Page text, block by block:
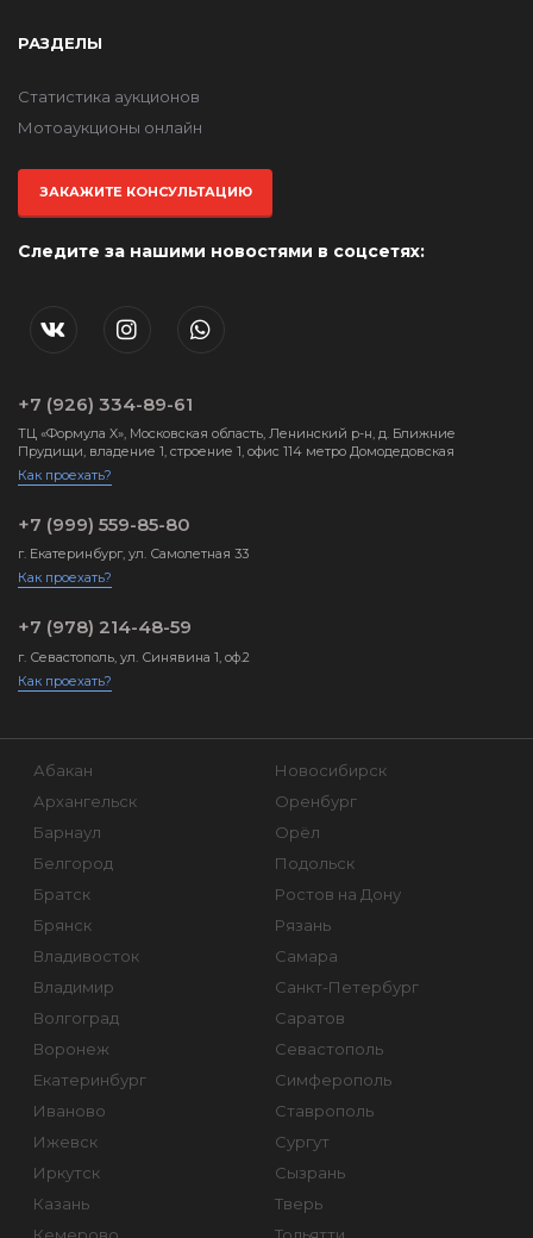
РАЗДЕЛЫ
Статистика аукционов
Мотоаукционы онлайн
ЗАКАЖИТЕ КОНСУЛЬТАЦИЮ
Следите за нашими новостями в соцсетях:
+7 (926) 334-89-61
ТЦ «Формула X», Московская область, Ленинский р-н, д. Ближние
Прудищи, владение 1, строение 1, офис 114 метро Домодедовская
Как проехать?
+7 (999) 559-85-80
г. Екатеринбург, ул. Самолетная 33
Как проехать?
+7 (978) 214-48-59
г. Севастополь, ул. Синявина 1, оф.2
Как проехать?
Абакан
Архангельск
Барнаул
Белгород
Братск
Брянск
Владивосток
Владимир
Волгоград
Воронеж
Екатеринбург
Иваново
Ижевск
Иркутск
Казань
Кемерово
Новосибирск
Оренбург
Орёл
Подольск
Ростов на Дону
Рязань
Самара
Санкт-Петербург
Саратов
Севастополь
Симферополь
Ставрополь
Сургут
Сызрань
Тверь
Тольятти